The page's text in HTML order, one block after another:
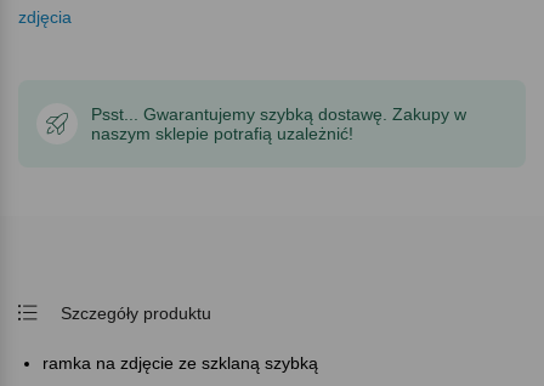
zdjęcia
Psst... Gwarantujemy szybką dostawę. Zakupy w
naszym sklepie potrafią uzależnić!
Szczegóły produktu
ramka na zdjęcie ze szklaną szybką